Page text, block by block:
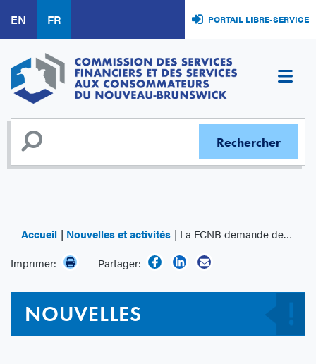
au
contenu
principal
EN FR PORTAIL LIBRE-SERVICE
Accueil Nouvelles et activités
La FCNB demande des ordonnances de cessation et d’abstention contre un homme de Quispamsis et une société à numéro pour une activité non autorisée présumée
Imprimer:
Partager:
NOUVELLES